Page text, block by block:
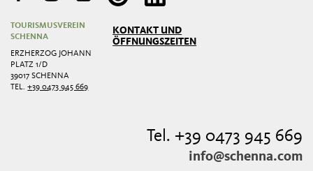
TOURISMUSVEREIN
SCHENNA
ERZHERZOG JOHANN
PLATZ 1/D
39017 SCHENNA
TEL.+39 0473 945 669
KONTAKT UND
ÖFFNUNGSZEITEN
Tel. +39 0473 945 669
info@schenna.com